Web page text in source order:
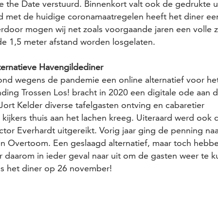
the Date verstuurd. Binnenkort valt ook de gedrukte
met de huidige coronamaatregelen heeft het diner
mogen wij net zoals voorgaande jaren een volle
1,5 meter afstand worden losgelaten.
Havengildediner
wegens de pandemie een online alternatief voor
Trossen Los! bracht in 2020 een digitale ode aan
Kelder diverse tafelgasten ontving en cabaretier
thuis aan het lachen kreeg. Uiteraard werd ook
Everhardt uitgereikt. Vorig jaar ging de penning
Overtoom. Een geslaagd alternatief, maar toch
daarom in ieder geval naar uit om de gasten weer te
het diner op 26 november!